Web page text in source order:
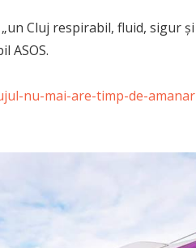
Cluj respirabil, fluid, sigur
ASOS.
nu-mai-are-timp-de-